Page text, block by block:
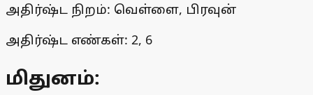
அதிர்ஷ்ட நிறம்: வெள்ளை, பிரவுன்
அதிர்ஷ்ட எண்கள்: 2, 6
மிதுனம்: